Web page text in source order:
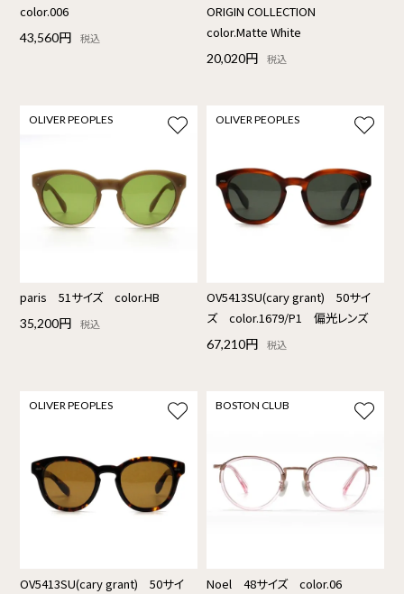
color.006
43,560円 税込
ORIGIN COLLECTION
color.Matte White
20,020円 税込
OLIVER PEOPLES
paris 51サイズ color.HB
35,200円 税込
OLIVER PEOPLES
OV5413SU(cary grant) 50サイ
ズ color.1679/P1 偏光レンズ
67,210円 税込
OLIVER PEOPLES
OV5413SU(cary grant) 50サイ
BOSTON CLUB
Noel 48サイズ color.06